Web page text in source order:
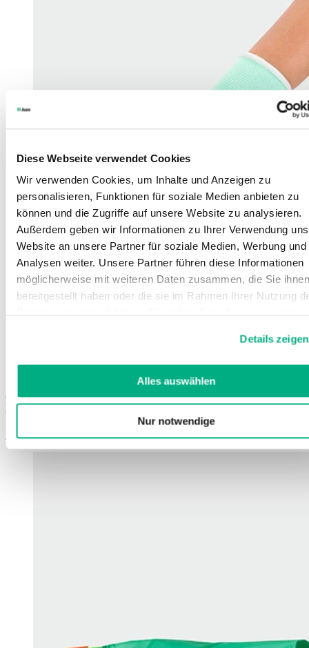
Diese Webseite verwendet Cookies
Wir verwenden Cookies, um Inhalte und Anzeigen zu
personalisieren, Funktionen für soziale Medien anbieten zu
können und die Zugriffe auf unsere Website zu analysieren.
Außerdem geben wir Informationen zu Ihrer Verwendung
Website an unsere Partner für soziale Medien, Werbung und
Analysen weiter. Unsere Partner führen diese Informationen
möglicherweise mit weiteren Daten zusammen, die Sie ihnen
bereitgestellt haben oder die sie im Rahmen Ihrer Nutzung
unsererDatenschutzerklärungundImpressum.
Details zeigen
Alles auswählen
Nur notwendige
Juzo Luva especial
Luva têxtil com revestimento antideslizante
Learn more